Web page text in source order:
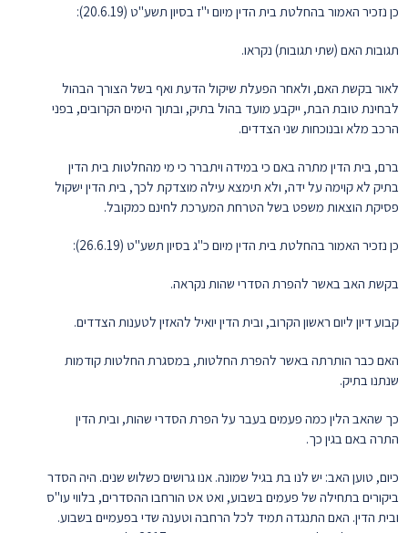
כן נזכיר האמור בהחלטת בית הדין מיום י"ז בסיון תשע"ט (20.6.19):
תגובות האם (שתי תגובות) נקראו.
לאור בקשת האם, ולאחר הפעלת שיקול הדעת ואף בשל הצורך הבהול
לבחינת טובת הבת, ייקבע מועד בהול בתיק, ובתוך הימים הקרובים, בפני
הרכב מלא ובנוכחות שני הצדדים.
ברם, בית הדין מתרה באם כי במידה ויתברר כי מי מהחלטות בית הדין
בתיק לא קוימה על ידה, ולא תימצא עילה מוצדקת לכך, בית הדין ישקול
פסיקת הוצאות משפט בשל הטרחת המערכת לחינם כמקובל.
כן נזכיר האמור בהחלטת בית הדין מיום כ"ג בסיון תשע"ט (26.6.19):
בקשת האב באשר להפרת הסדרי שהות נקראה.
קבוע דיון ליום ראשון הקרוב, ובית הדין יואיל להאזין לטענות הצדדים.
האם כבר הותרתה באשר להפרת החלטות, במסגרת החלטות קודמות
שנתנו בתיק.
כך שהאב הלין כמה פעמים בעבר על הפרת הסדרי שהות, ובית הדין
התרה באם בגין כך.
כיום, טוען האב: יש לנו בת בגיל שמונה. אנו גרושים כשלוש שנים. היה הסדר
ביקורים בתחילה של פעמים בשבוע, ואט אט הורחבו ההסדרים, בלווי עו"ס
ובית הדין. האם התנגדה תמיד לכל הרחבה וטענה שדי בפעמיים בשבוע.